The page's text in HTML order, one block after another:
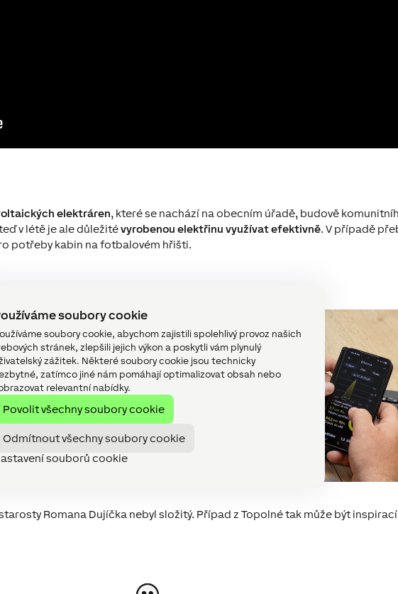
soubory cookie
soubory cookie, abychom zajistili spolehlivý provoz našich
stránek, zlepšili jejich výkon a poskytli vám plynulý
zážitek. Některé soubory cookie jsou technicky
zatímco jiné nám pomáhají optimalizovat obsah nebo
relevantní nabídky.
Povolit všechny soubory cookie
Odmítnout všechny soubory cookie
souborů cookie
elektráren, které se nachází na obecním úřadě, budově
v létě je ale důležitévyrobenou elektřinu využívat efektivně. V případě
potřeby kabin na fotbalovém hřišti.
přehled díky
na počítači i v telefonu
získává upozornění
hlediska je strašně
jednom místě, vidět, co
Romana Dujíčka nebyl složitý. Případ z Topolné tak může být